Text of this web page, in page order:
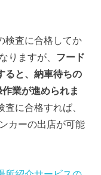
検査に合格してか
りますが、 フード
ると、納車待ちの
業が進められま
に合格すれば、
カーの出店が可能